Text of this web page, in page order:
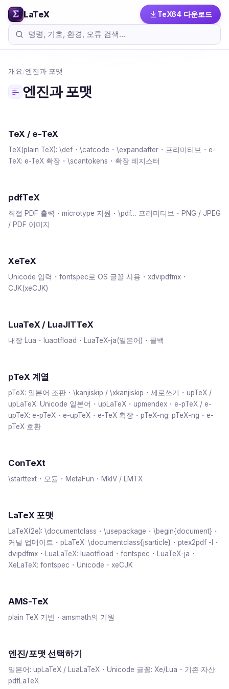
LaTeX TeX64 다운로드
개요/엔진과 포맷
엔진과 포맷
TeX / e-TeX
TeX(plain TeX): \def・\catcode・\expandafter・프리미티브・e-
TeX: e-TeX 확장・\scantokens・확장 레지스터
pdfTeX
직접 PDF 출력・microtype 지원・\pdf… 프리미티브・PNG / JPEG
/ PDF 이미지
XeTeX
Unicode 입력・fontspec로 OS 글꼴 사용・xdvipdfmx・
CJK(xeCJK)
LuaTeX / LuaJITTeX
내장 Lua・luaotfload・LuaTeX-ja(일본어)・콜백
pTeX 계열
pTeX: 일본어 조판・\kanjiskip / \xkanjiskip・세로쓰기・upTeX /
upLaTeX: Unicode 일본어・upLaTeX・upmendex・e-pTeX / e-
upTeX: e-pTeX・e-upTeX・e-TeX 확장・pTeX-ng: pTeX-ng・e-
pTeX 호환
ConTeXt
\starttext・모듈・MetaFun・MkIV / LMTX
LaTeX 포맷
LaTeX(2e): \documentclass・\usepackage・\begin{document}・
커널 업데이트・pLaTeX: \documentclass{jsarticle}・ptex2pdf -l・
dvipdfmx・LuaLaTeX: luaotfload・fontspec・LuaTeX-ja・
XeLaTeX: fontspec・Unicode・xeCJK
AMS-TeX
plain TeX 기반・amsmath의 기원
엔진/포맷 선택하기
일본어: upLaTeX / LuaLaTeX・Unicode 글꼴: Xe/Lua・기존 자산:
pdfLaTeX